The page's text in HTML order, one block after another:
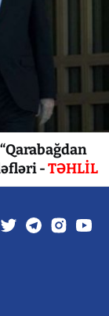
-TƏHLİL